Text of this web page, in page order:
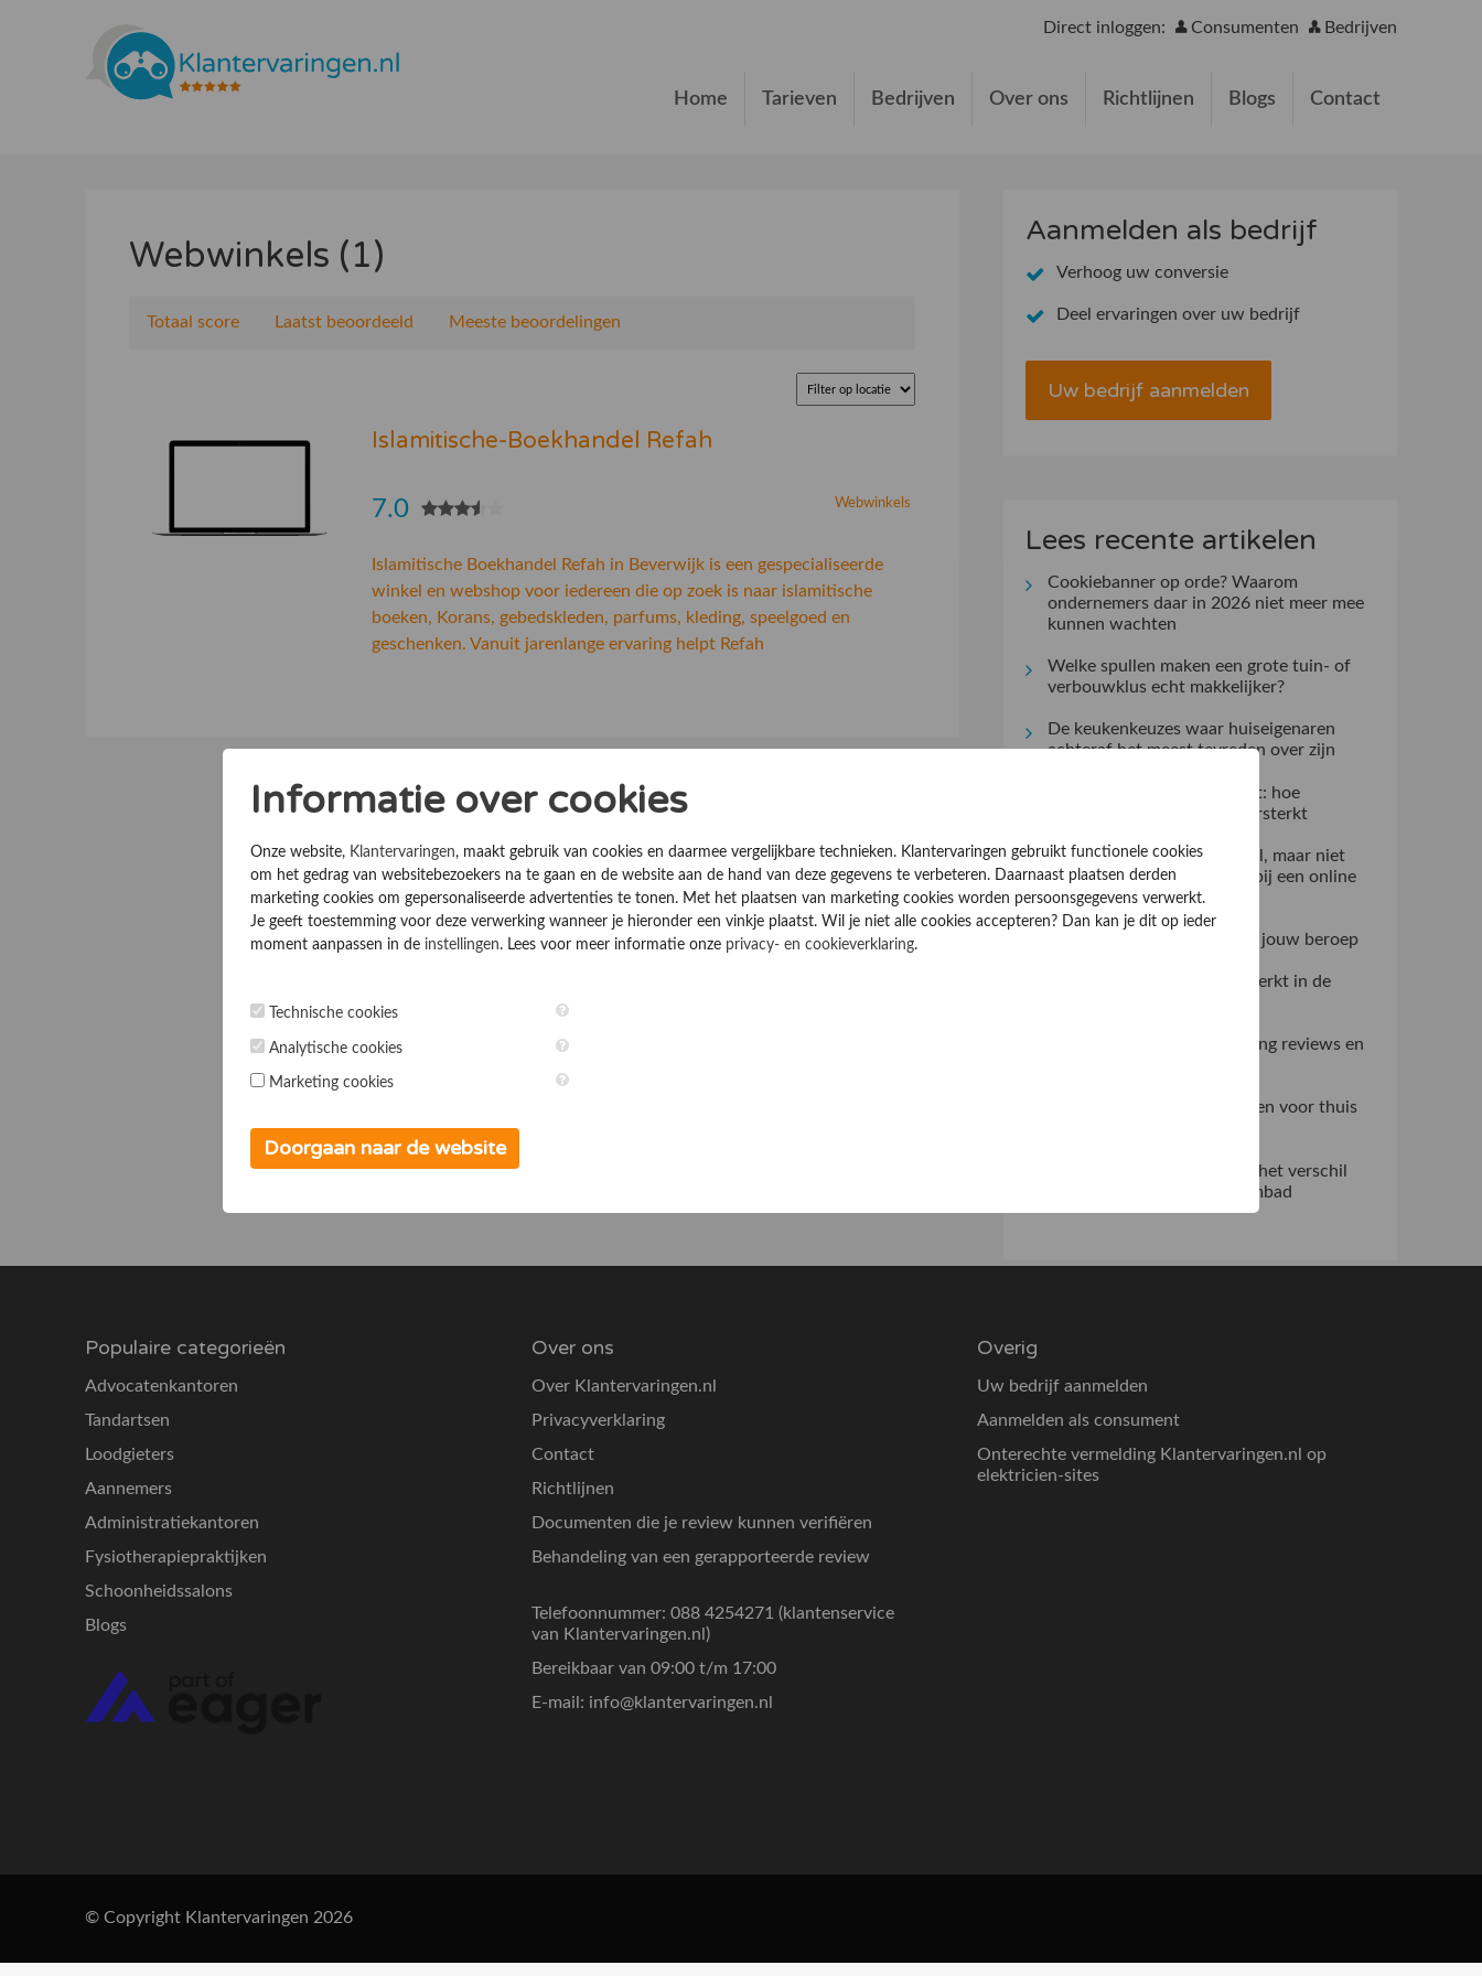
Direct inloggen: Consumenten Bedrijven
Home Tarieven Bedrijven Over ons Richtlijnen Blogs Contact
Webwinkels (1)
Totaal score Laatst beoordeeld Meeste beoordelingen
Islamitische-Boekhandel Refah
Webwinkels
7.0
Islamitische Boekhandel Refah in Beverwijk is een gespecialiseerde
winkel en webshop voor iedereen die op zoek is naar islamitische
boeken, Korans, gebedskleden, parfums, kleding, speelgoed en
geschenken. Vanuit jarenlange ervaring helpt Refah
Aanmelden als bedrijf
Verhoog uw conversie
Deel ervaringen over uw bedrijf
Uw bedrijf aanmelden
Lees recente artikelen
Cookiebanner op orde? Waarom
ondernemers daar in 2026 niet meer mee
kunnen wachten
Welke spullen maken een grote tuin- of
verbouwklus echt makkelijker?
De keukenkeuzes waar huiseigenaren
achteraf het meest tevreden over zijn
Kleine gebaren, groot effect: hoe
aandacht de klantrelatie versterkt
Klantervaringen zeggen veel, maar niet
alles: dit controleert u zelf bij een online
aanbieder
Kies de ideale werkjas voor jouw beroep
Verzuimmanagement dat werkt in de
Zo haal je meer uit verlichting reviews en
Slim fitnessapparatuur kiezen voor thuis
Waarom een overlooprand het verschil
maakt bij een modern zwembad
Populaire categorieën
Advocatenkantoren
Tandartsen
Loodgieters
Aannemers
Administratiekantoren
Fysiotherapiepraktijken
Schoonheidssalons
Blogs
Over ons
Over Klantervaringen.nl
Privacyverklaring
Contact
Richtlijnen
Documenten die je review kunnen verifiëren
Behandeling van een gerapporteerde review
Telefoonnummer: 088 4254271 (klantenservice
van Klantervaringen.nl)
Bereikbaar van 09:00 t/m 17:00
E-mail: info@klantervaringen.nl
Overig
Uw bedrijf aanmelden
Aanmelden als consument
Onterechte vermelding Klantervaringen.nl op
elektricien-sites
© Copyright Klantervaringen 2026
Informatie over cookies
Onze website, Klantervaringen, maakt gebruik van cookies en daarmee vergelijkbare technieken. Klantervaringen gebruikt functionele cookies
om het gedrag van websitebezoekers na te gaan en de website aan de hand van deze gegevens te verbeteren. Daarnaast plaatsen derden
marketing cookies om gepersonaliseerde advertenties te tonen. Met het plaatsen van marketing cookies worden persoonsgegevens verwerkt.
Je geeft toestemming voor deze verwerking wanneer je hieronder een vinkje plaatst. Wil je niet alle cookies accepteren? Dan kan je dit op ieder
moment aanpassen in de instellingen. Lees voor meer informatie onze privacy- en cookieverklaring.
Technische cookies
Analytische cookies
Marketing cookies
Doorgaan naar de website